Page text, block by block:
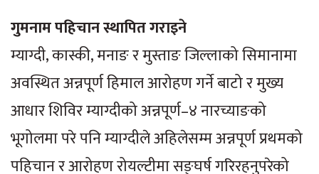
गुमनाम पहिचान स्थापित गराइने
म्याग्दी, कास्की, मनाङ र मुस्ताङ जिल्लाको सिमानामा
अवस्थित अन्नपूर्ण हिमाल आरोहण गर्ने बाटो र मुख्य
आधार शिविर म्याग्दीको अन्नपूर्ण–४ नारच्याङको
भूगोलमा परे पनि म्याग्दीले अहिलेसम्म अन्नपूर्ण प्रथमको
पहिचान र आरोहण रोयल्टीमा सङ्घर्ष गरिरहनुपरेको